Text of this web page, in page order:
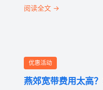
阅读全文 →
优惠活动
燕郊宽带费用太高